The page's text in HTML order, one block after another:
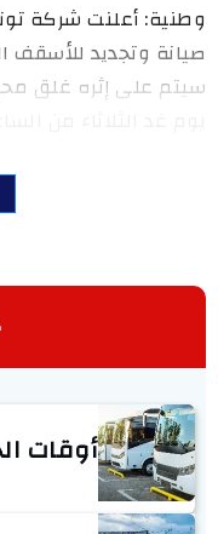
وطنية: أعلنت شركة
صيانة وتجديد
أوقات